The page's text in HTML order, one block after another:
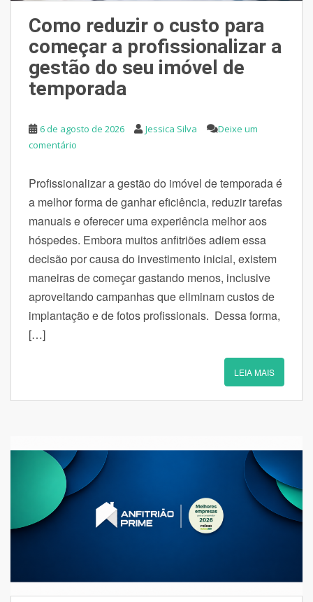
Como reduzir o custo para
começar a profissionalizar a
gestão do seu imóvel de
temporada
6 de agosto de 2026 Jessica Silva
Deixe um
comentário
Profissionalizar a gestão do imóvel de temporada é
a melhor forma de ganhar eficiência, reduzir tarefas
manuais e oferecer uma experiência melhor aos
hóspedes. Embora muitos anfitriões adiem essa
decisão por causa do investimento inicial, existem
maneiras de começar gastando menos, inclusive
aproveitando campanhas que eliminam custos de
implantação e de fotos profissionais. Dessa forma,
[…]
LEIA MAIS